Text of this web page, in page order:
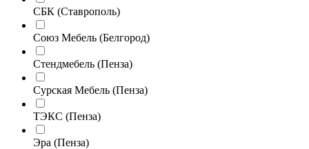
СБК (Ставрополь)
Союз Мебель (Белгород)
Стендмебель (Пенза)
Сурская Мебель (Пенза)
ТЭКС (Пенза)
Эра (Пенза)